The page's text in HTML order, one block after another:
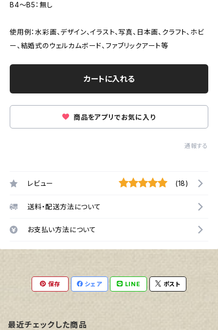
B4～B5：無し
使用例：水彩画、デザイン、イラスト、写真、日本画、クラフト、ホビ
ー、結婚式のウェルカムボード、ファブリックアート等
カートに入れる
商品をアプリでお気に入り
通報する
レビュー (18)
送料・配送方法について
お支払い方法について
保存 シェア LINE ポスト
最近チェックした商品